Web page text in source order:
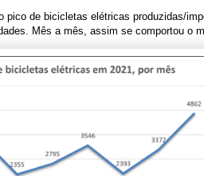
pico de bicicletas elétricas produzidas/
Mês a mês, assim se comportou o